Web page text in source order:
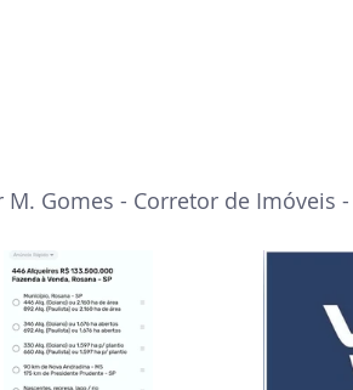
M. Gomes - Corretor de Imóveis -